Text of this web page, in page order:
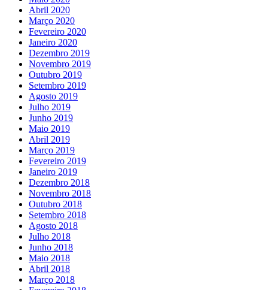
Abril 2020
Março 2020
Fevereiro 2020
Janeiro 2020
Dezembro 2019
Novembro 2019
Outubro 2019
Setembro 2019
Agosto 2019
Julho 2019
Junho 2019
Maio 2019
Abril 2019
Março 2019
Fevereiro 2019
Janeiro 2019
Dezembro 2018
Novembro 2018
Outubro 2018
Setembro 2018
Agosto 2018
Julho 2018
Junho 2018
Maio 2018
Abril 2018
Março 2018